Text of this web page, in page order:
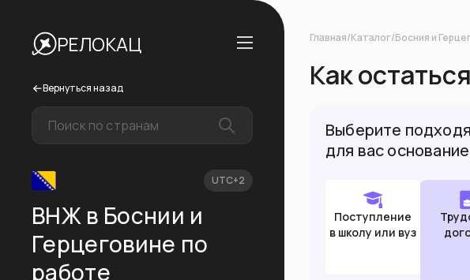
РЕЛОКАЦ
Вернуться назад
UTC+2
ВНЖ в Боснии и
Герцеговине по
работе
Главная/Каталог/Босния и
Как
Выберите
для вас
Поступление
в школу или вуз